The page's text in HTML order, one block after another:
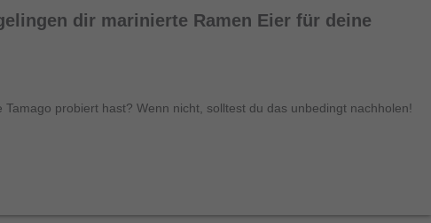
dir marinierte Ramen Eier für deine
probiert hast? Wenn nicht, solltest du das unbedingt nachholen!